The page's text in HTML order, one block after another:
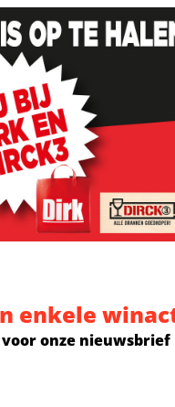
enkele
onze nieuwsbrief